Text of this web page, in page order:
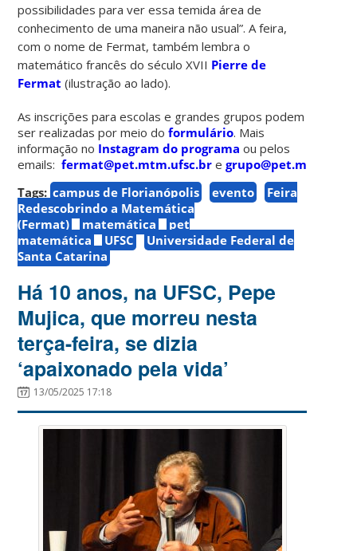
possibilidades para ver essa temida área de
conhecimento de uma maneira não usual”. A feira,
com o nome de Fermat, também lembra o
matemático francês do século XVII Pierre de
Fermat (ilustração ao lado).
As inscrições para escolas e grandes grupos podem
ser realizadas por meio doformulário. Mais
informação no Instagram do programa ou pelos
emails:fermat@pet.mtm.ufsc.br e
Tags: campus de Florianópolis evento
Feira
Redescobrindo a Matemática
(Fermat)
matemática
pet
matemática
UFSC
Universidade Federal de
Santa Catarina
Há 10 anos, na UFSC, Pepe
Mujica, que morreu nesta
terça-feira, se dizia
‘apaixonado pela vida’
13/05/2025 17:18